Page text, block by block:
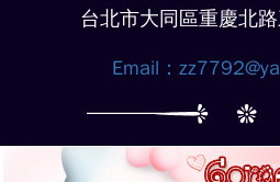
台北市大同區重慶北
Email：